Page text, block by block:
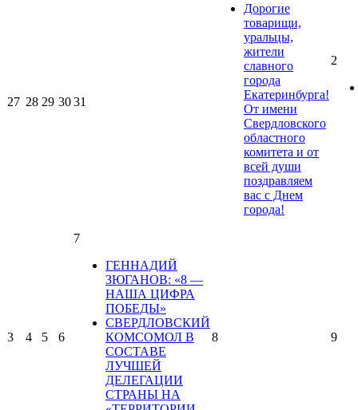
27 28 29 3031
Дорогие
товарищи,
уральцы,
жители
славного
города
Екатеринбурга!
От имени
Свердловского
областного
комитета и от
всей души
поздравляем
вас с Днем
города!
2
3 4 5 6
7
ГЕННАДИЙ
ЗЮГАНОВ: «8 —
НАША ЦИФРА
ПОБЕДЫ»
СВЕРДЛОВСКИЙ
КОМСОМОЛ В
СОСТАВЕ
ЛУЧШЕЙ
ДЕЛЕГАЦИИ
СТРАНЫ НА
8 9